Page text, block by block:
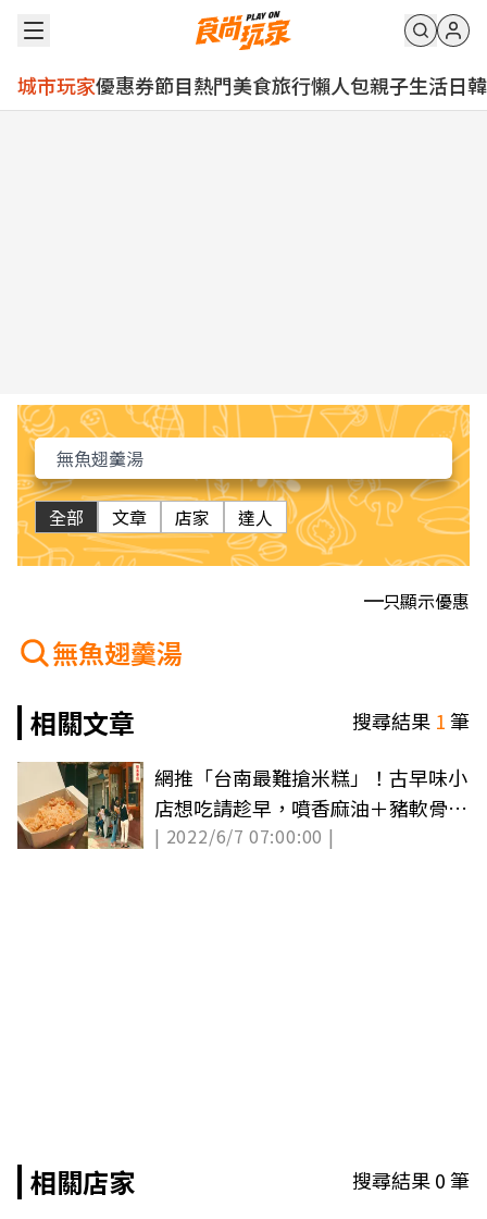
城市玩家優惠券節目熱門美食旅行懶人包親子生活日韓
全部 文章 店家 達人
只顯示優惠
無魚翅羹湯
相關文章
搜尋結果 1筆
網推「台南最難搶米糕」！古早味小
店想吃請趁早，噴香麻油＋豬軟骨肉
太邪惡
| 2022/6/7 07:00:00 |
相關店家 搜尋結果0筆